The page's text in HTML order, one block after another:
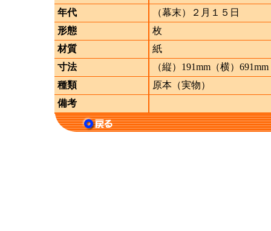
年代
（幕末）２月１５日
形態
枚
材質
紙
寸法
（縦）191mm（横）691mm
種類
原本（実物）
備考